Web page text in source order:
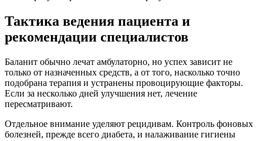
Тактика ведения пациента и
рекомендации специалистов
Баланит обычно лечат амбулаторно, но успех зависит не
только от назначенных средств, а от того, насколько точно
подобрана терапия и устранены провоцирующие факторы.
Если за несколько дней улучшения нет, лечение
пересматривают.
Отдельное внимание уделяют рецидивам. Контроль фоновых
болезней, прежде всего диабета, и налаживание гигиены